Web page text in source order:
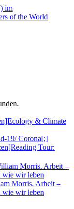
& Climate
19/ Corona[:]
Tour:
Morris. Arbeit –
wie wir leben
Morris. Arbeit –
wie wir leben